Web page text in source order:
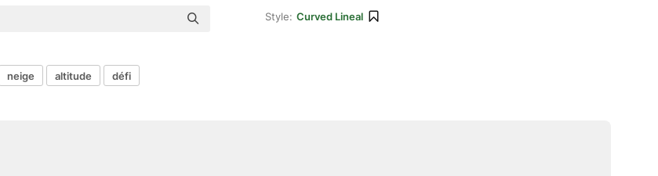
Style: Curved Lineal
neige altitude défi